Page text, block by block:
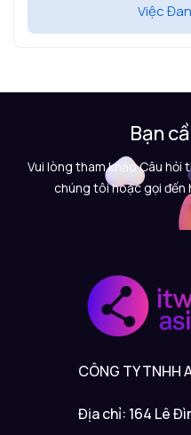
Việc
Bạn
Vui lòng tham khảo Câu hỏi
chúng tôi hoặc gọi
CÔNG TY TNHH
Địa chỉ: 164 Lê